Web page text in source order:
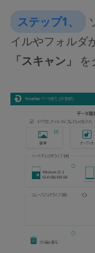
ステップ1、
イルやフォルダ
「スキャン」
を